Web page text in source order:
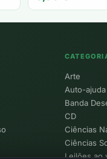
Arte
Auto-ajuda
Banda
CD
Ciências
Ciências
Leilões ao